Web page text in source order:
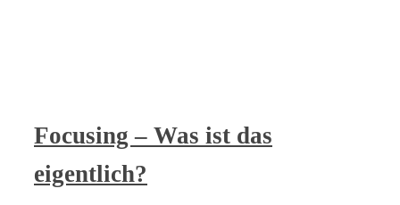
Focusing – Was ist das
eigentlich?